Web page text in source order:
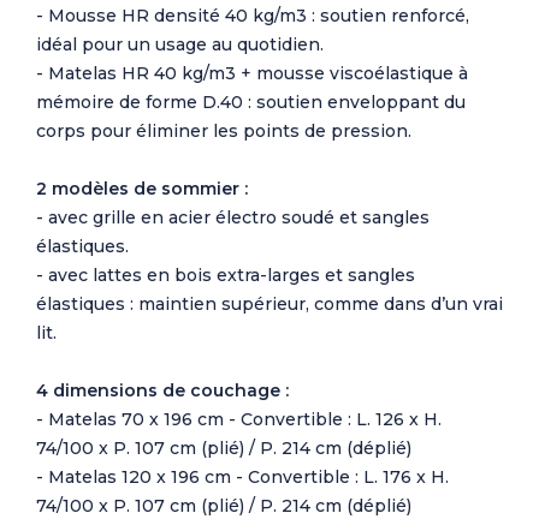
- Mousse HR densité 40 kg/m3 : soutien renforcé,
idéal pour un usage au quotidien.
- Matelas HR 40 kg/m3 + mousse viscoélastique à
mémoire de forme D.40 : soutien enveloppant du
corps pour éliminer les points de pression.
2 modèles de sommier :
- avec grille en acier électro soudé et sangles
élastiques.
- avec lattes en bois extra-larges et sangles
élastiques : maintien supérieur, comme dans d’un vrai
lit.
4 dimensions de couchage :
- Matelas 70 x 196 cm - Convertible : L. 126 x H.
74/100 x P. 107 cm (plié) / P. 214 cm (déplié)
- Matelas 120 x 196 cm - Convertible : L. 176 x H.
74/100 x P. 107 cm (plié) / P. 214 cm (déplié)